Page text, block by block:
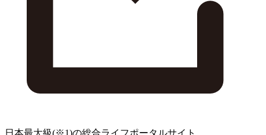
日本最大級(※1)の総合ライフポータルサイト